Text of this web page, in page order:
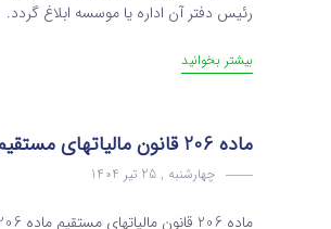
رئیس دفتر آن اداره یا موسسه ابلاغ
بیشتر بخوانید
ماده 206 قانون مالیاتهای مستقیم
چهارشنبه , 25 تیر 1404